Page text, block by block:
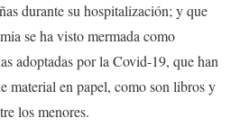
durante su hospitalización; y que
se ha visto mermada como
adoptadas por la Covid-19, que han
material en papel, como son libros y
los menores.